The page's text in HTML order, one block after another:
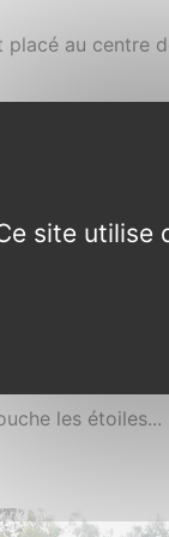
placé au centre
qui
le
de pierres,
peuplé de
de pelouses
du soleil
les étoiles...
site utilise